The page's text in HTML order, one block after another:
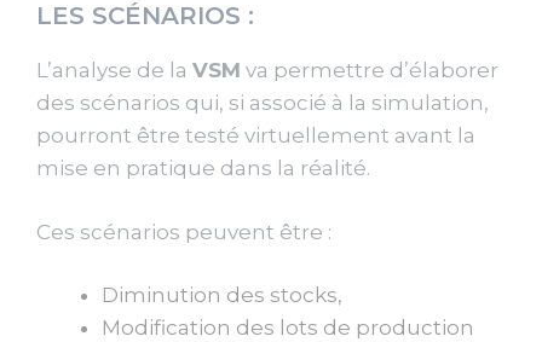
LES SCÉNARIOS :
L’analyse de la VSM va permettre d’élaborer
des scénarios qui, si associé à la simulation,
pourront être testé virtuellement avant la
mise en pratique dans la réalité.
Ces scénarios peuvent être :
Diminution des stocks,
Modification des lots de production